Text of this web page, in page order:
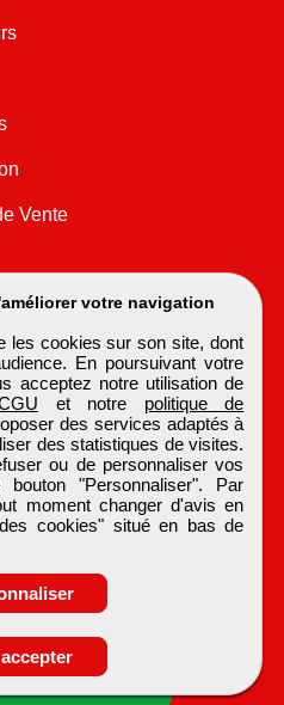
spontanée
votre navigation
les cookies sur son site, dont
En poursuivant votre
acceptez notre utilisation de
et notre politique de
des services adaptés à
des statistiques de visites.
ou de personnaliser vos
"Personnaliser". Par
moment changer d'avis en
cookies" situé en bas de
Vente
© 1999 - 2026